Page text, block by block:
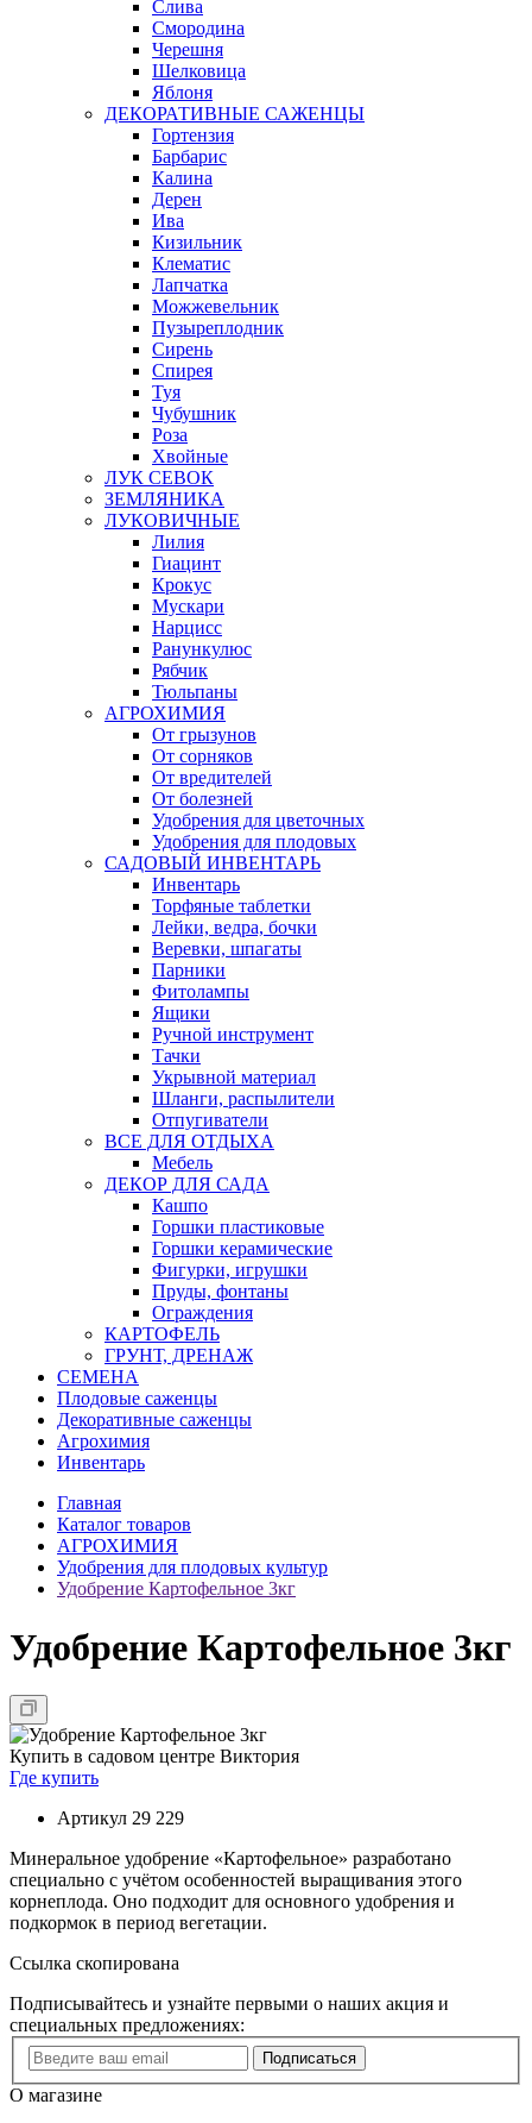
Слива
Смородина
Черешня
Шелковица
Яблоня
ДЕКОРАТИВНЫЕ САЖЕНЦЫ
Гортензия
Барбарис
Калина
Дерен
Ива
Кизильник
Клематис
Лапчатка
Можжевельник
Пузыреплодник
Сирень
Спирея
Туя
Чубушник
Роза
Хвойные
ЛУК СЕВОК
ЗЕМЛЯНИКА
ЛУКОВИЧНЫЕ
Лилия
Гиацинт
Крокус
Мускари
Нарцисс
Ранункулюс
Рябчик
Тюльпаны
АГРОХИМИЯ
От грызунов
От сорняков
От вредителей
От болезней
Удобрения для цветочных
Удобрения для плодовых
САДОВЫЙ ИНВЕНТАРЬ
Инвентарь
Торфяные таблетки
Лейки, ведра, бочки
Веревки, шпагаты
Парники
Фитолампы
Ящики
Ручной инструмент
Тачки
Укрывной материал
Шланги, распылители
Отпугиватели
ВСЕ ДЛЯ ОТДЫХА
Мебель
ДЕКОР ДЛЯ САДА
Кашпо
Горшки пластиковые
Горшки керамические
Фигурки, игрушки
Пруды, фонтаны
Ограждения
КАРТОФЕЛЬ
ГРУНТ, ДРЕНАЖ
СЕМЕНА
Плодовые саженцы
Декоративные саженцы
Агрохимия
Инвентарь
Главная
Каталог товаров
АГРОХИМИЯ
Удобрения для плодовых культур
Удобрение Картофельное 3кг
Удобрение Картофельное 3кг
Купить в садовом центре Виктория
Где купить
Артикул 29 229
Минеральное удобрение «Картофельное» разработано
специально с учётом особенностей выращивания этого
корнеплода. Оно подходит для основного удобрения и
подкормок в период вегетации.
Ссылка скопирована
Подписывайтесь и узнайте первыми о наших акция и
специальных предложениях:
Подписаться
О магазине